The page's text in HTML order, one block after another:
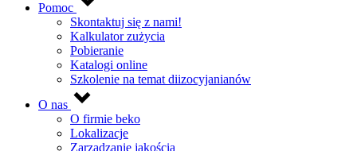
Pomoc
Skontaktuj się z nami!
Kalkulator zużycia
Pobieranie
Katalogi online
Szkolenie na temat diizocyjanianów
O nas
O firmie beko
Lokalizacje
Zarządzanie jakością